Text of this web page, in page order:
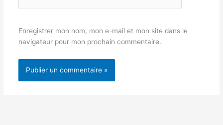
Enregistrer mon nom, mon e-mail et mon site dans le
navigateur pour mon prochain commentaire.